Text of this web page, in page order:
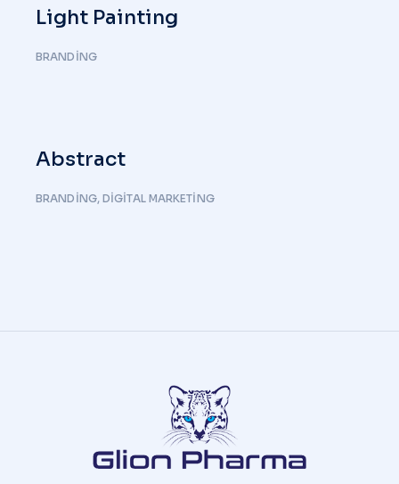
Light Painting
BRANDING
Abstract
BRANDING,DIGITAL MARKETING